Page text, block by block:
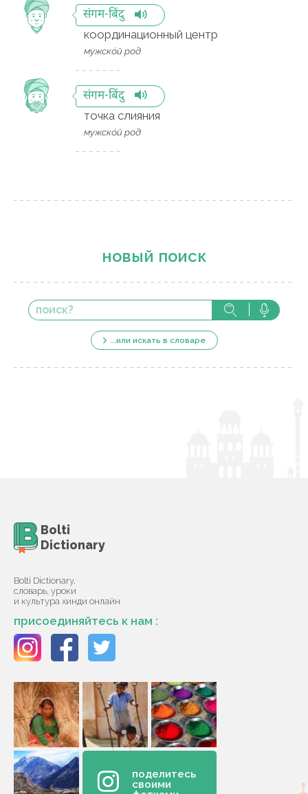
संगम-बिंदु
координационный центр
мужско́й род
संगम-बिंदु
точка слияния
мужско́й род
новый поиск
...или искать в словаре
Bolti
Dictionary
Bolti Dictionary,
словарь, уроки
и культура хинди онлайн
присоединяйтесь к нам :
поделитесь
своими